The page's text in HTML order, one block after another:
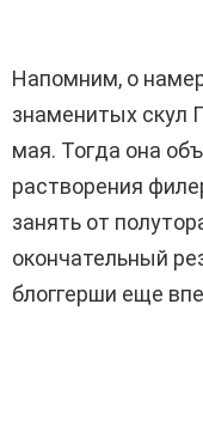
Напомним, о
знаменитых скул
мая. Тогда она
растворения
занять от
окончательный
блоггерши еще